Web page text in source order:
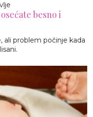
besno i
ali problem počinje kada